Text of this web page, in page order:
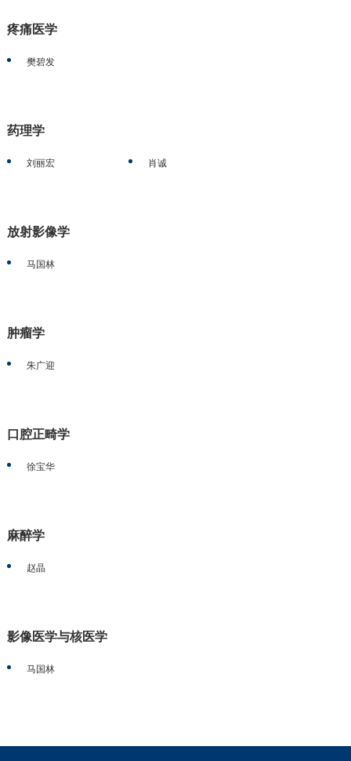
疼痛医学
樊碧发
药理学
刘丽宏 肖诚
放射影像学
马国林
肿瘤学
朱广迎
口腔正畸学
徐宝华
麻醉学
赵晶
影像医学与核医学
马国林